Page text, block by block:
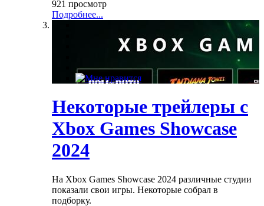
921 просмотр
Подробнее...
Некоторые трейлеры с
Xbox Games Showcase
2024
На Xbox Games Showcase 2024 различные студии
показали свои игры. Некоторые собрал в
подборку.